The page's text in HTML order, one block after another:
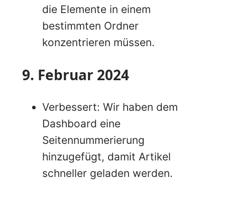
die Elemente in einem
bestimmten Ordner
konzentrieren müssen.
9. Februar 2024
Verbessert: Wir haben dem
Dashboard eine
Seitennummerierung
hinzugefügt, damit Artikel
schneller geladen werden.